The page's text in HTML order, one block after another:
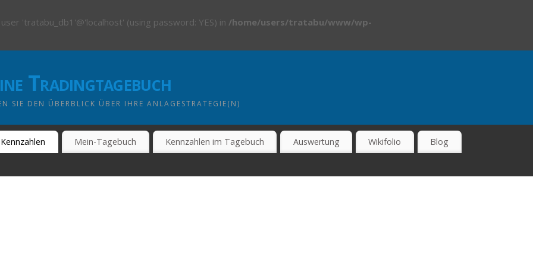
'tratabu_db1'@'localhost' (using password: YES) in /home/users/tratabu/www/wp-
Tradingtagebuch
SIE DEN ÜBERBLICK ÜBER IHRE ANLAGESTRATEGIE(N)
Kennzahlen Mein-Tagebuch Kennzahlen im Tagebuch Auswertung Wikifolio Blog